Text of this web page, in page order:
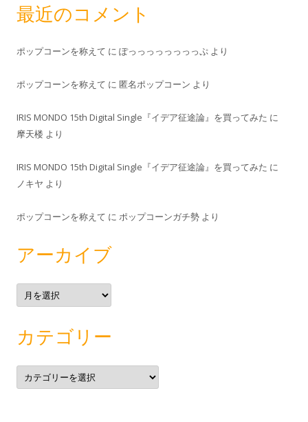
最近のコメント
ポップコーンを称えて に ぽっっっっっっっっぷ より
ポップコーンを称えて に 匿名ポップコーン より
IRIS MONDO 15th Digital Single『イデア征途論』を買ってみた に
摩天楼 より
IRIS MONDO 15th Digital Single『イデア征途論』を買ってみた に
ノキヤ より
ポップコーンを称えて に ポップコーンガチ勢 より
アーカイブ
ア
ー
カ
カテゴリー
カ
テ
ゴ